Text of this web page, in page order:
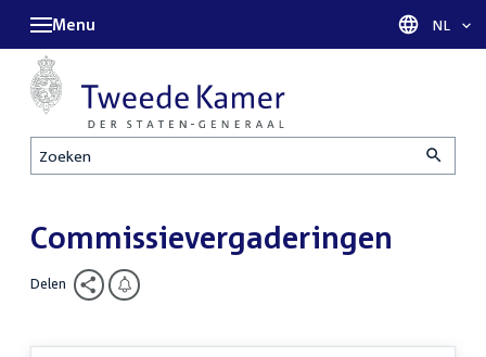
Zoeken
Menu Taal
NL
Commissievergaderingen
Delen